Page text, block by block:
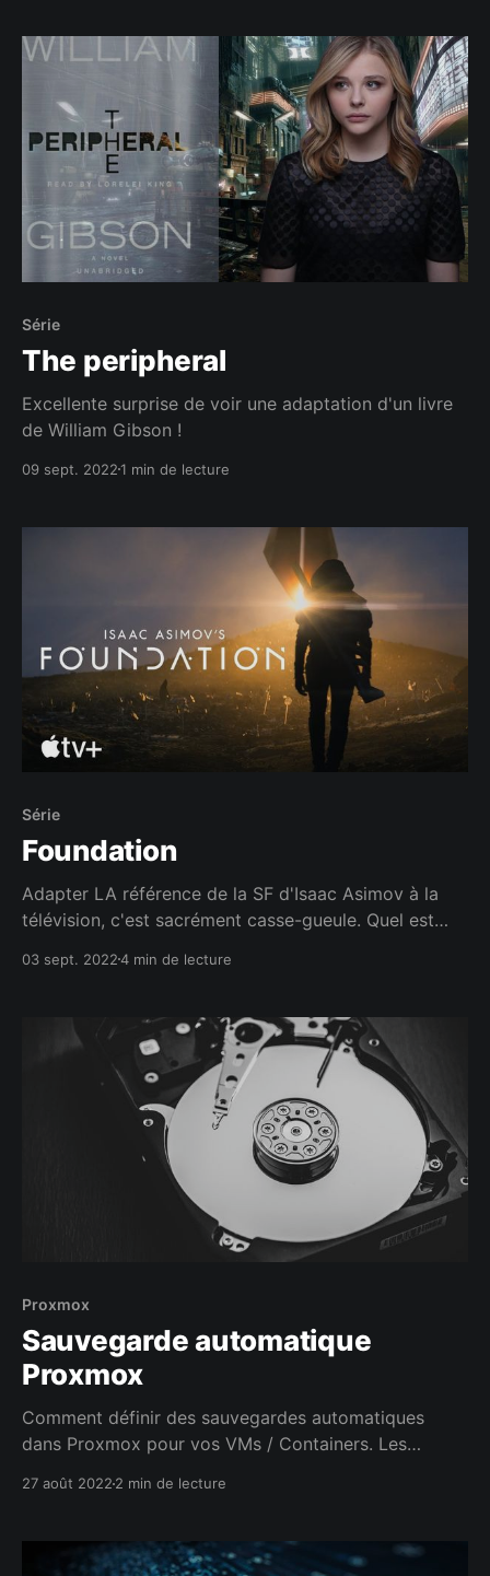
Série
The peripheral
Excellente surprise de voir une adaptation d'un livre
de William Gibson !
09 sept. 20221 min de lecture
Série
Foundation
Adapter LA référence de la SF d'Isaac Asimov à la
télévision, c'est sacrément casse-gueule. Quel est
03 sept. 20224 min de lecture
Proxmox
Sauvegarde automatique
Proxmox
Comment définir des sauvegardes automatiques
dans Proxmox pour vos VMs / Containers. Les
27 août 2022 2 min de lecture